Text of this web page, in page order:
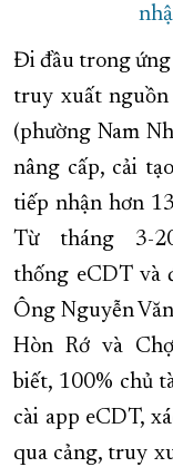
Đi đầu trong ứng
truy xuất nguồn
(phường Nam
nâng cấp, cải
tiếp nhận hơn
Từ tháng 3-
thống eCDT và
Ông Nguyễn
Hòn Rớ và
biết, 100% chủ
cài app eCDT,
qua cảng, truy